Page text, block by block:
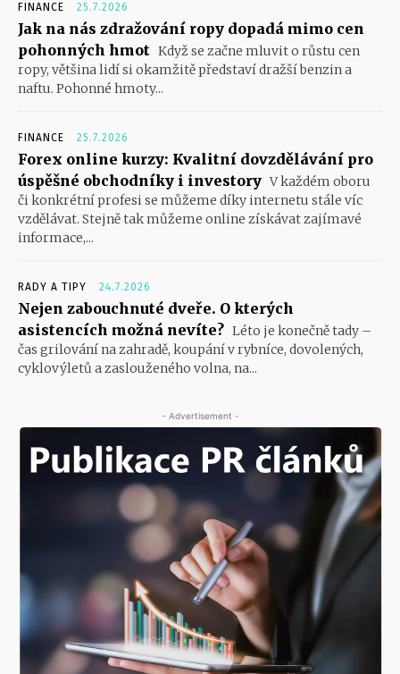
FINANCE 25.7.2026
Jak na nás zdražování ropy dopadá mimo cen
pohonných hmot Když se začne mluvit o růstu cen
ropy, většina lidí si okamžitě představí dražší benzin a
naftu. Pohonné hmoty...
FINANCE 25.7.2026
Forex online kurzy: Kvalitní dovzdělávání pro
úspěšné obchodníky i investory V každém oboru
či konkrétní profesi se můžeme díky internetu stále víc
vzdělávat. Stejně tak můžeme online získávat zajímavé
informace,...
RADY A TIPY 24.7.2026
Nejen zabouchnuté dveře. O kterých
asistencích možná nevíte? Léto je konečně tady –
čas grilování na zahradě, koupání v rybníce, dovolených,
cyklovýletů a zaslouženého volna, na...
- Advertisement -